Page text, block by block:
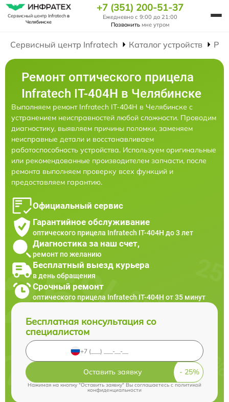
Сервисный центр Infratechв
Челябинске
+7 (351) 200-51-37
Ежедневно с 9:00 до 21:00
Позвонить мне утром
Сервисный центр Infratech Каталог устройств
Ремонт оптического прицела
Infratech IT-404H в Челябинске
Выполняем ремонт Infratech IT-404H в Челябинске с
устранением неисправностей любой сложности. Проводим
диагностику, выявляем причины поломки, заменяем
неисправные детали и восстанавливаем
работоспособность устройства. Используем оригинальные
или рекомендованные производителем запчасти, после
ремонта выполняем проверку всех функций и
предоставляем гарантию.
Официальный сервис
Гарантийное обслуживание
оптического прицела Infratech IT-404H до 3 лет
Диагностика за наш счет,
ремонт по желанию
Бесплатный выезд курьера
в день обращения
Срочный ремонт
оптического прицела Infratech IT-404H от 35 минут
Бесплатная консультация со
специалистом
Оставить заявку
Нажимая на кнопку "Оставить заявку" Вы соглашаетесь cполитикой
конфиденциальности